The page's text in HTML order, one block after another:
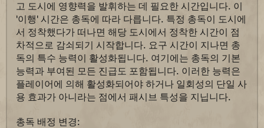
고 도시에 영향력을 발휘하는 데 필요한 시간입니다. 이
'이행' 시간은 총독에 따라 다릅니다. 특정 총독이 도시에
서 정착했다가 떠나면 해당 도시에서 정착한 시간이 점
차적으로 감쇠되기 시작합니다. 요구 시간이 지나면 총
독의 특수 능력이 활성화됩니다. 여기에는 총독의 기본
능력과 부여된 모든 진급도 포함됩니다. 이러한 능력은
플레이어에 의해 활성화되어야 하거나 일회성의 단일 사
용 효과가 아니라는 점에서 패시브 특성을 지닙니다.
총독 배정 변경: